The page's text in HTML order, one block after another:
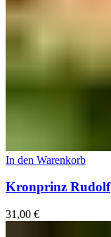
In den Warenkorb
Kronprinz Rudolf
31,00 €